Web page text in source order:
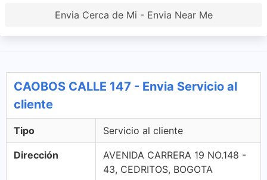
Envia Cerca de Mi - Envia Near Me
CAOBOS CALLE 147 - Envia Servicio al
cliente
Tipo Servicio al cliente
Dirección
AVENIDA CARRERA 19 NO.148 -
43, CEDRITOS, BOGOTA